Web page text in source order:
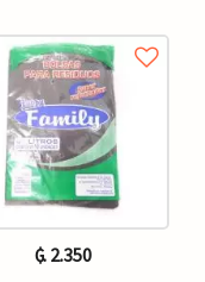
₲. 2.350